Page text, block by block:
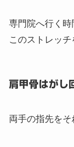
専門院へ行く
このストレッチ
肩甲骨はがし
両手の指先をそ